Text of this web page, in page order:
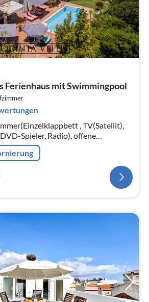
Ferienhaus mit Swimmingpool
, TV(Satellit),
Spieler, Radio), offene
Toaster, Kochherd(4 Kochplatten,